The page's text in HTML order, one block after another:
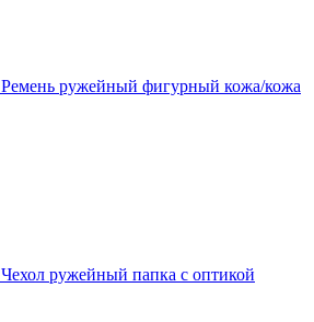
Ремень ружейный фигурный кожа/кожа
Чехол ружейный папка с оптикой